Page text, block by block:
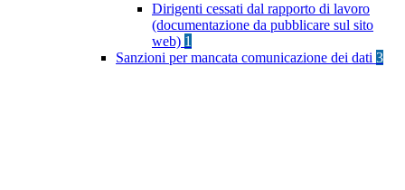
Dirigenti cessati dal rapporto di lavoro
(documentazione da pubblicare sul sito
web) 1
Sanzioni per mancata comunicazione dei dati 3